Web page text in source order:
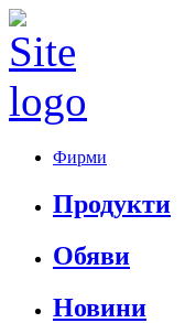
Фирми
Продукти
Обяви
Новини